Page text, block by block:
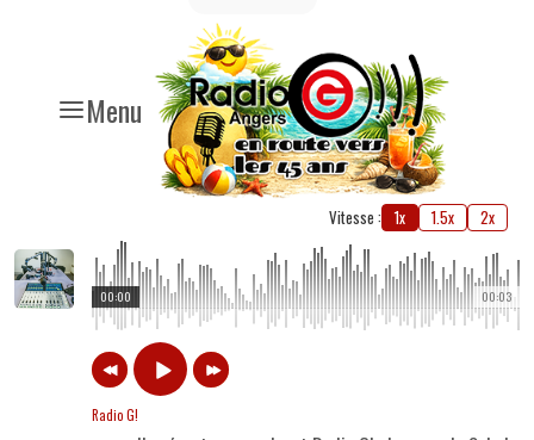
Menu
Vitesse : 1x 1.5x 2x
00:03
00:00
Radio G!